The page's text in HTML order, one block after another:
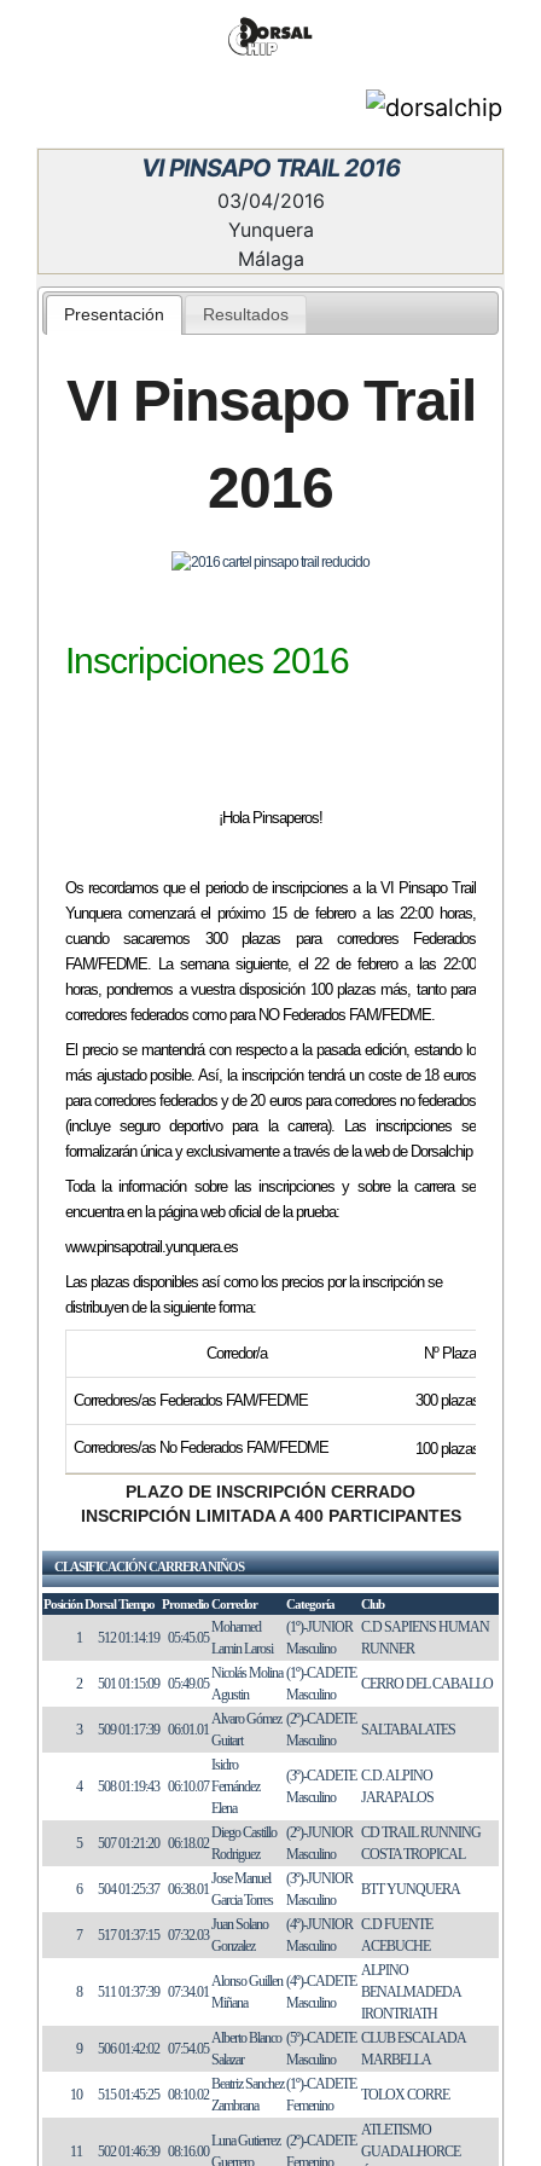
VI PINSAPO TRAIL 2016
03/04/2016
Yunquera
Málaga
Presentación Resultados
VI Pinsapo Trail
2016
Inscripciones 2016
¡Hola Pinsaperos!
Os recordamos que el periodo de inscripciones a la VI Pinsapo Trail
Yunquera comenzará el próximo 15 de febrero a las 22:00 horas,
cuando sacaremos 300 plazas para corredores Federados
FAM/FEDME. La semana siguiente, el 22 de febrero a las 22:00
horas, pondremos a vuestra disposición 100 plazas más, tanto para
corredores federados como para NO Federados FAM/FEDME.
El precio se mantendrá con respecto a la pasada edición, estando lo
más ajustado posible. Así, la inscripción tendrá un coste de 18 euros
para corredores federados y de 20 euros para corredores no federados
(incluye seguro deportivo para la carrera). Las inscripciones se
formalizarán única y exclusivamente a través de la web de Dorsalchip
Toda la información sobre las inscripciones y sobre la carrera se
encuentra en la página web oficial de la prueba:
www.pinsapotrail.yunquera.es
Las plazas disponibles así como los precios por la inscripción se
distribuyen de la siguiente forma:
Corredor/a Nº Plazas
Corredores/as Federados FAM/FEDME 300 plazas
Corredores/as No Federados FAM/FEDME 100 plazas
PLAZO DE INSCRIPCIÓN CERRADO
INSCRIPCIÓN LIMITADA A 400 PARTICIPANTES
CLASIFICACIÓN CARRERA NIÑOS
PosiciónDorsal Tiempo PromedioCorredor Categoría Club
1 51201:14:19 05:45.05
Mohamed
Lamin Larosi
(1º)-JUNIOR
Masculino
C.D SAPIENS HUMAN
RUNNER
2 50101:15:09 05:49.05
Nicolás Molina
Agustin
(1º)-CADETE
Masculino
CERRO DEL CABALLO
3 50901:17:39 06:01.01
Alvaro Gómez
Guitart
(2º)-CADETE
Masculino
SALTABALATES
4 50801:19:43 06:10.07
Isidro
Fernández
Elena
(3º)-CADETE
Masculino
C.D. ALPINO
JARAPALOS
5 50701:21:20 06:18.02
Diego Castillo
Rodriguez
(2º)-JUNIOR
Masculino
CD TRAIL RUNNING
COSTA TROPICAL
6 50401:25:37 06:38.01
Jose Manuel
Garcia Torres
(3º)-JUNIOR
Masculino
BTT YUNQUERA
7 51701:37:15 07:32.03
Juan Solano
Gonzalez
(4º)-JUNIOR
Masculino
C.D FUENTE
ACEBUCHE
8 51101:37:39 07:34.01
Alonso Guillen
Miñana
(4º)-CADETE
Masculino
ALPINO
BENALMADEDA
IRONTRIATH
9 50601:42:02 07:54.05
Alberto Blanco
Salazar
(5º)-CADETE
Masculino
CLUB ESCALADA
MARBELLA
10 51501:45:25 08:10.02
Beatriz Sanchez
Zambrana
(1º)-CADETE
Femenino
TOLOX CORRE
11 50201:46:39 08:16.00
Luna Gutierrez (2º)-CADETE
ATLETISMO
GUADALHORCE